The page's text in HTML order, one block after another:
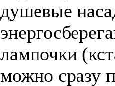
душевые
лампочки
можно сразу